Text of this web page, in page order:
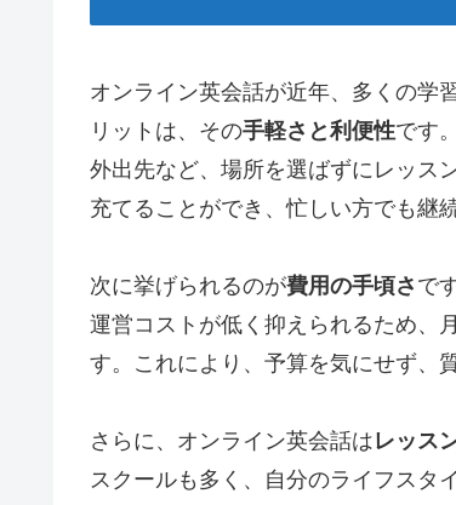
オンライン英会話が近年、多くの学
リットは、その手軽さと利便性です
外出先など、場所を選ばずにレッス
充てることができ、忙しい方でも継
次に挙げられるのが費用の手頃さ で
運営コストが低く抑えられるため、
す。これにより、予算を気にせず、
さらに、オンライン英会話はレッス
スクールも多く、自分のライフスタ